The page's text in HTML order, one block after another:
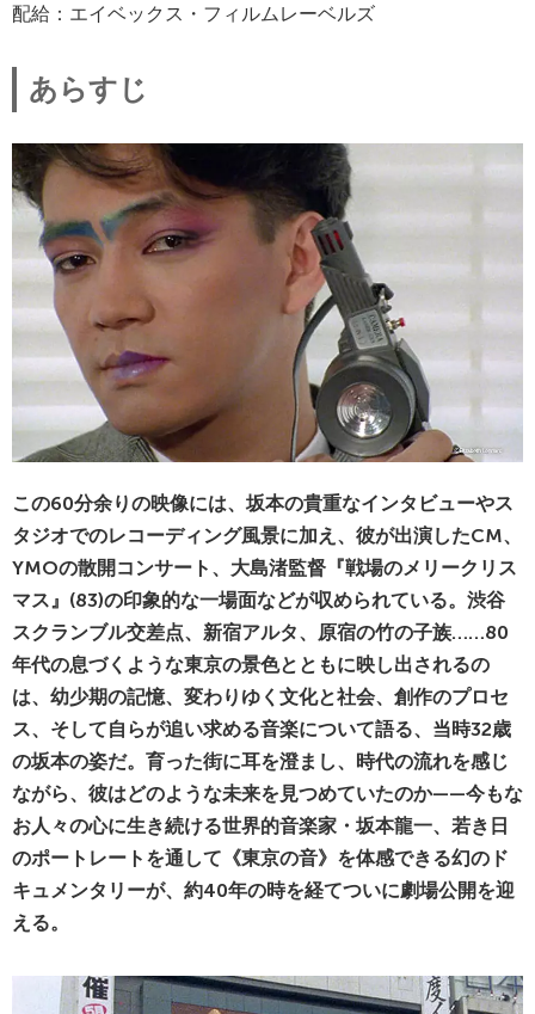
配給：エイベックス・フィルムレーベルズ
あらすじ
この60分余りの映像には、坂本の貴重なインタビューやス
タジオでのレコーディング風景に加え、彼が出演したCM、
YMOの散開コンサート、大島渚監督『戦場のメリークリス
マス』(83)の印象的な一場面などが収められている。渋谷
スクランブル交差点、新宿アルタ、原宿の竹の子族……80
年代の息づくような東京の景色とともに映し出されるの
は、幼少期の記憶、変わりゆく文化と社会、創作のプロセ
ス、そして自らが追い求める音楽について語る、当時32歳
の坂本の姿だ。育った街に耳を澄まし、時代の流れを感じ
ながら、彼はどのような未来を見つめていたのか——今もな
お人々の心に生き続ける世界的音楽家・坂本龍一、若き日
のポートレートを通して《東京の⾳》を体感できる幻のド
キュメンタリーが、約40年の時を経てついに劇場公開を迎
える。